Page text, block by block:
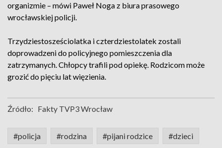
organizmie – mówi Paweł Noga z biura prasowego
wrocławskiej policji.
Trzydziestosześciolatka i czterdziestolatek zostali
doprowadzeni do policyjnego pomieszczenia dla
zatrzymanych. Chłopcy trafili pod opiekę. Rodzicom może
grozić do pięciu lat więzienia.
Źródło: Fakty TVP3 Wrocław
#policja #rodzina #pijani rodzice #dzieci